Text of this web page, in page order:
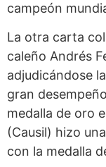
campeón
La otra carta
caleño Andrés
adjudicándose
gran
medalla de oro
(Causil) hizo
con la medalla